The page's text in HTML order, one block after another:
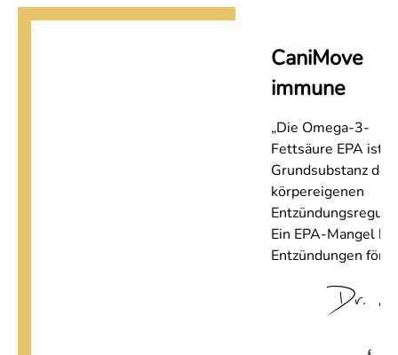
CaniMove
immune
„Die Omega-3-
Fettsäure EPA ist
Grundsubstanz der
körpereigenen
Ein EPA-Mangel
Entzündungen
Dr.